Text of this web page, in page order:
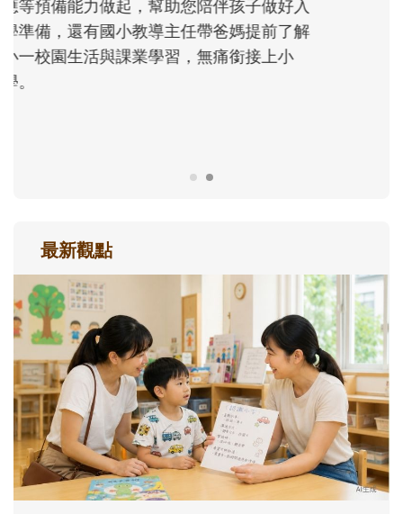
大。從給予安全感的肢體遊戲，到獨立自
主、角色認同及解決問題的能力養成。爸爸
最新觀點